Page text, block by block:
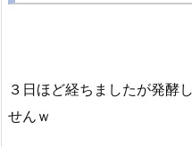
３日ほど経ちましたが発酵
せんｗ